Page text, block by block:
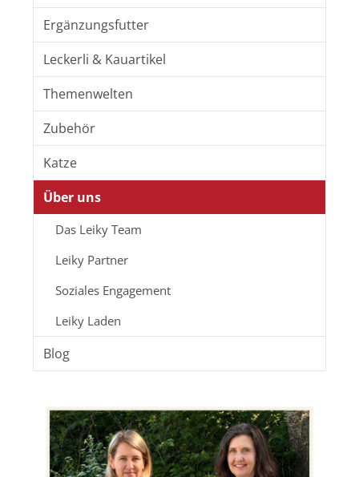
Ergänzungsfutter
Leckerli & Kauartikel
Themenwelten
Zubehör
Katze
Über uns
Das Leiky Team
Leiky Partner
Soziales Engagement
Leiky Laden
Blog